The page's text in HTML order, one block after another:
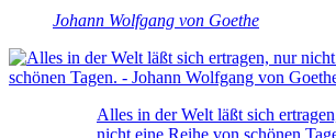
Johann Wolfgang von Goethe
Alles in der Welt läßt sich
nicht eine Reihe von schönen